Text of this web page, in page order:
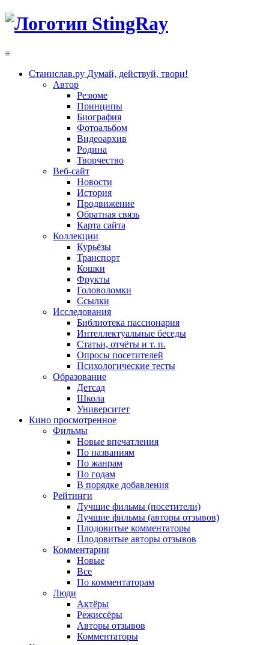
≡
Станислав.ру Думай, действуй, твори!
Автор
Резюме
Принципы
Биография
Фотоальбом
Видеоархив
Родина
Творчество
Веб-сайт
Новости
История
Продвижение
Обратная связь
Карта сайта
Коллекции
Курьёзы
Транспорт
Кошки
Фрукты
Головоломки
Ссылки
Исследования
Библиотека пассионария
Интеллектуальные беседы
Статьи, отчёты и т. п.
Опросы посетителей
Психологические тесты
Образование
Детсад
Школа
Университет
Кино просмотренное
Фильмы
Новые впечатления
По названиям
По жанрам
По годам
В порядке добавления
Рейтинги
Лучшие фильмы (посетители)
Лучшие фильмы (авторы отзывов)
Плодовитые комментаторы
Плодовитые авторы отзывов
Комментарии
Новые
Все
По комментаторам
Люди
Актёры
Режиссёры
Авторы отзывов
Комментаторы